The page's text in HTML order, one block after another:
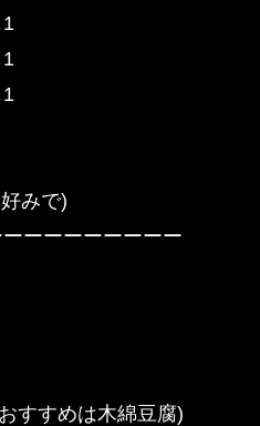
みで)
ーーーーーーーー
すすめは木綿豆腐)